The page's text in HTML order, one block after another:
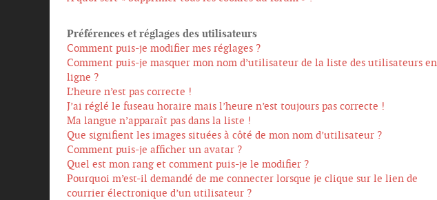
Préférences et réglages des utilisateurs
Comment puis-je modifier mes réglages ?
Comment puis-je masquer mon nom d’utilisateur de la liste des utilisateurs en
ligne ?
L’heure n’est pas correcte !
J’ai réglé le fuseau horaire mais l’heure n’est toujours pas correcte !
Ma langue n’apparaît pas dans la liste !
Que signifient les images situées à côté de mon nom d’utilisateur ?
Comment puis-je afficher un avatar ?
Quel est mon rang et comment puis-je le modifier ?
Pourquoi m’est-il demandé de me connecter lorsque je clique sur le lien de
courrier électronique d’un utilisateur ?